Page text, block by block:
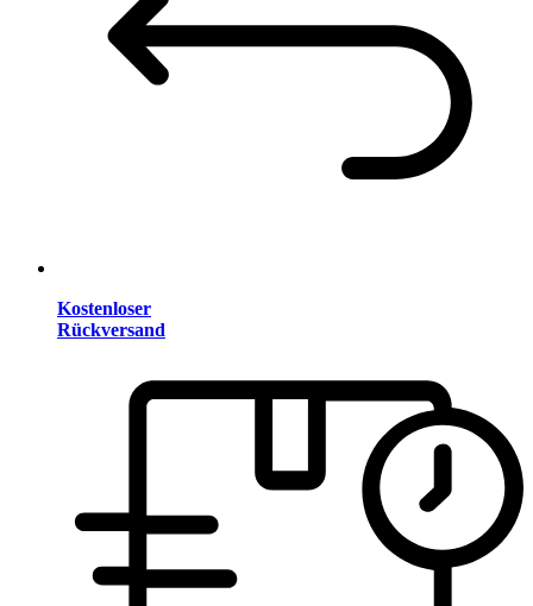
Kostenloser
Rückversand